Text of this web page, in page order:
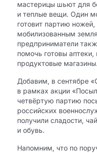
мастерицы шьют для
и теплые вещи. Один
готовит партию
мобилизованным
предприниматели
помочь готовы
продуктовые магазины.
Добавим, в сентябре
в рамках акции
четвёртую партию
российских
получили сладости,
и обувь.
Напомним, что по